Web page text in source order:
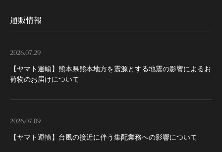
通販情報
2026.07.29
【ヤマト運輸】熊本県熊本地方を震源とする地震の影響によるお
荷物のお届けについて
2026.07.09
【ヤマト運輸】台風の接近に伴う集配業務への影響について